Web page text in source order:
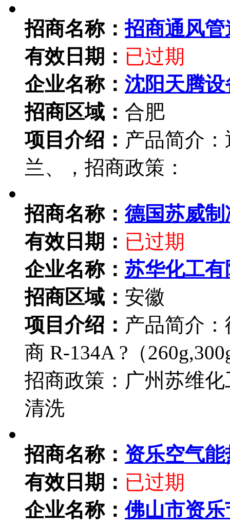
招商名称：招商通风管
有效日期： 已过期
企业名称： 沈阳天腾
招商区域： 合肥
项目介绍： 产品简介
兰、，招商政策：
招商名称：德国苏威
有效日期： 已过期
企业名称： 苏华化工
招商区域： 安徽
项目介绍： 产品简介
商 R-134A ?（
招商政策：广州苏维
清洗
招商名称： 资乐空气
有效日期： 已过期
企业名称：佛山市资